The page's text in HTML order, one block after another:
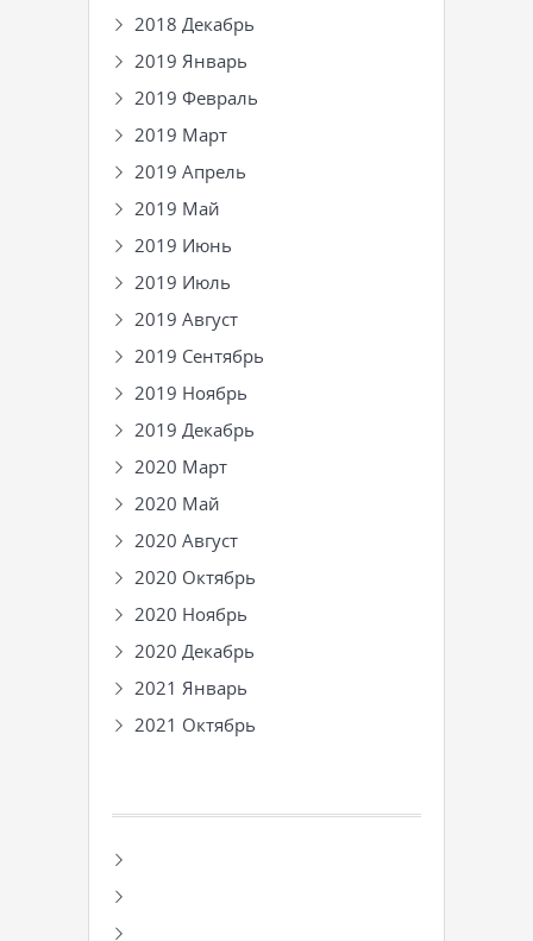
2018 Декабрь
2019 Январь
2019 Февраль
2019 Март
2019 Апрель
2019 Май
2019 Июнь
2019 Июль
2019 Август
2019 Сентябрь
2019 Ноябрь
2019 Декабрь
2020 Март
2020 Май
2020 Август
2020 Октябрь
2020 Ноябрь
2020 Декабрь
2021 Январь
2021 Октябрь